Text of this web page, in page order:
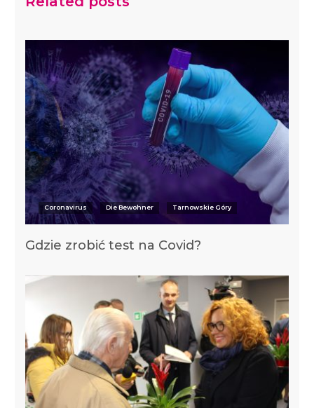
Coronavirus Die Bewohner Tarnowskie Góry
Gdzie zrobić test na Covid?